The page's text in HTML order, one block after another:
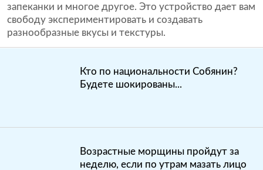
запеканки и многое другое. Это устройство дает вам
свободу экспериментировать и создавать
разнообразные вкусы и текстуры.
Кто по национальности Собянин?
Будете шокированы...
Возрастные морщины пройдут за
неделю, если по утрам мазать лицо